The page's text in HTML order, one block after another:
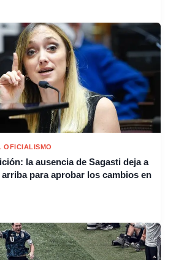
OFICIALISMO
la ausencia de Sagasti deja a
para aprobar los cambios en